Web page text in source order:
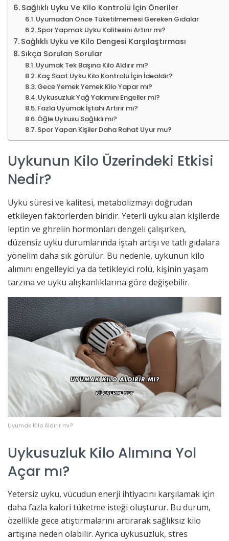
Sağlıklı Uyku Ve Kilo Kontrolü İçin Öneriler
Uyumadan Önce Tüketilmemesi Gereken Gıdalar
Spor Yapmak Uyku Kalitesini Artırır mı?
Sağlıklı Uyku ve Kilo Dengesi Karşılaştırması
Sıkça Sorulan Sorular
Uyumak Tek Başına Kilo Aldırır mı?
Kaç Saat Uyku Kilo Kontrolü İçin İdealdir?
Gece Yemek Yemek Kilo Yapar mı?
Uykusuzluk Yağ Yakımını Engeller mi?
Fazla Uyumak İştahı Artırır mı?
Öğle Uykusu Sağlıklı mı?
Spor Yapan Kişiler Daha Rahat Uyur mu?
Uykunun Kilo Üzerindeki Etkisi
Nedir?
Uyku süresi ve kalitesi, metabolizmayı doğrudan
etkileyen faktörlerden biridir. Yeterli uyku alan kişilerde
leptin ve ghrelin hormonları dengeli çalışırken,
düzensiz uyku durumlarında iştah artışı ve tatlı gıdalara
yönelim daha sık görülür. Bu nedenle, uykunun kilo
alımını engelleyici ya da tetikleyici rolü, kişinin yaşam
tarzına ve uyku alışkanlıklarına göre değişebilir.
Uyumak Kilo Aldırır mı?
Uykusuzluk Kilo Alımına Yol
Açar mı?
Yetersiz uyku, vücudun enerji ihtiyacını karşılamak için
daha fazla kalori tüketme isteği oluşturur. Bu durum,
özellikle gece atıştırmalarını artırarak sağlıksız kilo
artışına neden olabilir. Ayrıca uykusuzluk, stres